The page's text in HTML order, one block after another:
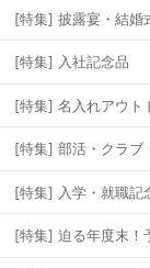
[特集] 披露宴・結婚
[特集] 入社記念品
[特集] 名入れアウト
[特集] 部活・クラブ
[特集] 入学・就職記
[特集] 迫る年度末！